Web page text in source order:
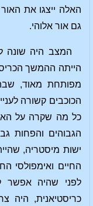
האלה ייצגו את
גם אור אלוהי.
המצב היה שונה
הייתה ההמשך
מפותחת מאוד,
הכוכבים קשורה
כל מה שקרה על
הגבוהים והפחות
ישות מיסטריה,
החיים ואימפולסי
לפני שהיה אפשר
כריסטיאנית, היה